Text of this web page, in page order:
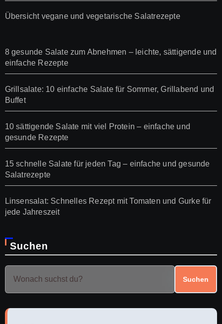
Übersicht vegane und vegetarische Salatrezepte
8 gesunde Salate zum Abnehmen – leichte, sättigende und
einfache Rezepte
Grillsalate: 10 einfache Salate für Sommer, Grillabend und
Buffet
10 sättigende Salate mit viel Protein – einfache und
gesunde Rezepte
15 schnelle Salate für jeden Tag – einfache und gesunde
Salatrezepte
Linsensalat: Schnelles Rezept mit Tomaten und Gurke für
jede Jahreszeit
Suchen
Suchen